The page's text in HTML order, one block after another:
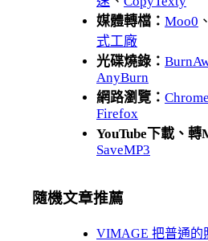
媒體轉檔： Moo0 、
式工廠
光碟燒錄：
AnyBurn
網路瀏覽： Chrome
Firefox
YouTube下載、轉
SaveMP3
隨機文章推薦
VIMAGE 把普通的